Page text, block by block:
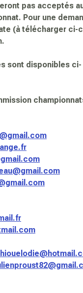
pas acceptés
Pour une
(à télécharger ci-
sont disponibles ci-